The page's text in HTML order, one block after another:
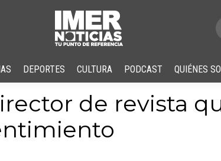
DEPORTES CULTURA PODCAST QUIÉNES
de revista